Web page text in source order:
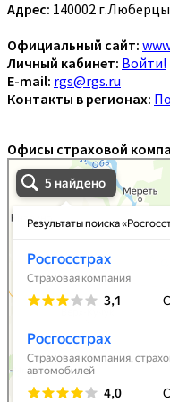
Адрес: 140002
Официальный сайт:
Личный кабинет: Войти!
E-mail: rgs@rgs.ru
Контакты в регионах:
Офисы страховой